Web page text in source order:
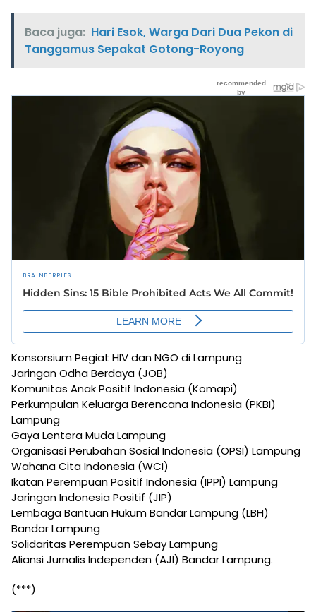
Baca juga: Hari Esok, Warga Dari Dua Pekon di
Tanggamus Sepakat Gotong-Royong
Konsorsium Pegiat HIV dan NGO di Lampung
Jaringan Odha Berdaya (JOB)
Komunitas Anak Positif Indonesia (Komapi)
Perkumpulan Keluarga Berencana Indonesia (PKBI)
Lampung
Gaya Lentera Muda Lampung
Organisasi Perubahan Sosial Indonesia (OPSI) Lampung
Wahana Cita Indonesia (WCI)
Ikatan Perempuan Positif Indonesia (IPPI) Lampung
Jaringan Indonesia Positif (JIP)
Lembaga Bantuan Hukum Bandar Lampung (LBH)
Bandar Lampung
Solidaritas Perempuan Sebay Lampung
Aliansi Jurnalis Independen (AJI) Bandar Lampung.
(***)